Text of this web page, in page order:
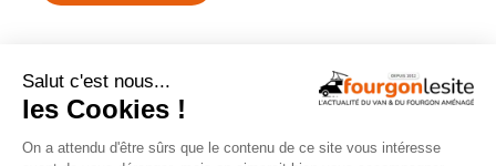
géolocalisée
vérifiés
Recherche
par services
aménageurs